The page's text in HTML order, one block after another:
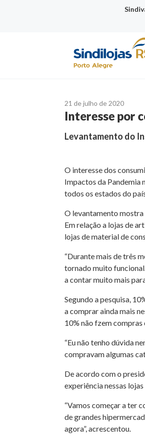
21 de julho de 2020
Interesse por
Levantamento do
O interesse dos
Impactos da Pandemia
todos os estados do
O levantamento mostra
Em relação a lojas de
lojas de material de
“Durante mais de três
tornado muito
a contar muito mais
Segundo a pesquisa,
a comprar ainda mais
10% não fzem compras
“Eu não tenho dúvida
compravam algumas
De acordo com o
experiência nessas
“Vamos começar a ter
de grandes
agora”, acrescentou.